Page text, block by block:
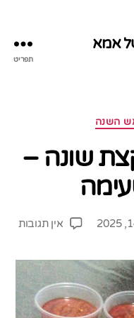
אמא
תפריט
השנה
שונה –
אין תגובות